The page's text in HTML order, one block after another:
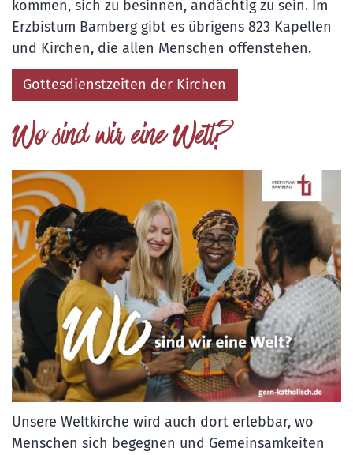
kommen, sich zu besinnen, andächtig zu sein. Im
Erzbistum Bamberg gibt es übrigens 823 Kapellen
und Kirchen, die allen Menschen offenstehen.
Gottesdienstzeiten der Kirchen
Wo sind wir eine Welt?
Unsere Weltkirche wird auch dort erlebbar, wo
Menschen sich begegnen und Gemeinsamkeiten